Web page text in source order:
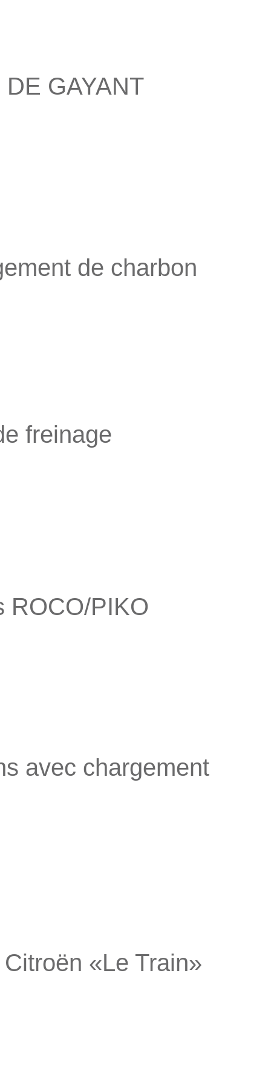
GAYANT
de charbon
freinage
ROCO/PIKO
avec chargement
«Le Train»